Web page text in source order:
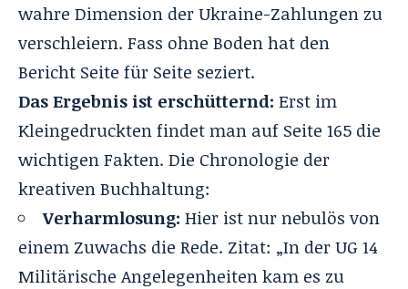
wahre Dimension der Ukraine-Zahlungen zu
verschleiern. Fass ohne Boden hat den
Bericht Seite für Seite seziert.
Das Ergebnis ist erschütternd: Erst im
Kleingedruckten findet man auf Seite 165 die
wichtigen Fakten. Die Chronologie der
kreativen Buchhaltung:
Verharmlosung: Hier ist nur nebulös von
einem Zuwachs die Rede. Zitat: „In der UG 14
Militärische Angelegenheiten kam es zu